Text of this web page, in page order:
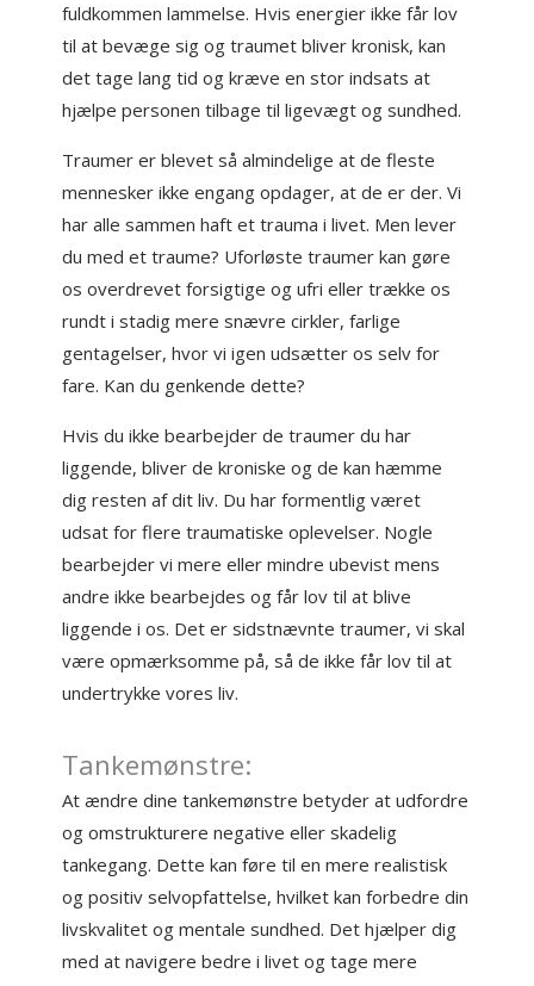
fuldkommen lammelse. Hvis energier ikke får lov
til at bevæge sig og traumet bliver kronisk, kan
det tage lang tid og kræve en stor indsats at
hjælpe personen tilbage til ligevægt og sundhed.
Traumer er blevet så almindelige at de fleste
mennesker ikke engang opdager, at de er der. Vi
har alle sammen haft et trauma i livet. Men lever
du med et traume? Uforløste traumer kan gøre
os overdrevet forsigtige og ufri eller trække os
rundt i stadig mere snævre cirkler, farlige
gentagelser, hvor vi igen udsætter os selv for
fare. Kan du genkende dette?
Hvis du ikke bearbejder de traumer du har
liggende, bliver de kroniske og de kan hæmme
dig resten af dit liv. Du har formentlig været
udsat for flere traumatiske oplevelser. Nogle
bearbejder vi mere eller mindre ubevist mens
andre ikke bearbejdes og får lov til at blive
liggende i os. Det er sidstnævnte traumer, vi skal
være opmærksomme på, så de ikke får lov til at
undertrykke vores liv.
Tankemønstre:
At ændre dine tankemønstre betyder at udfordre
og omstrukturere negative eller skadelig
tankegang. Dette kan føre til en mere realistisk
og positiv selvopfattelse, hvilket kan forbedre din
livskvalitet og mentale sundhed. Det hjælper dig
med at navigere bedre i livet og tage mere